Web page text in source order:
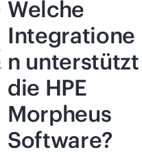
Welche
Integratione
n unterstützt
die HPE
Morpheus
Software?